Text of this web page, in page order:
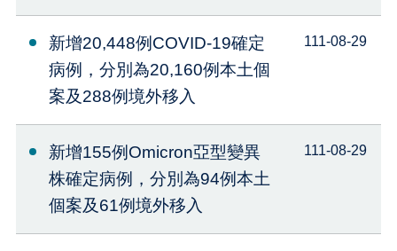
新增20,448例COVID-19確定
病例，分別為20,160例本土個
案及288例境外移入
111-08-29
新增155例Omicron亞型變異
株確定病例，分別為94例本土
個案及61例境外移入
111-08-29